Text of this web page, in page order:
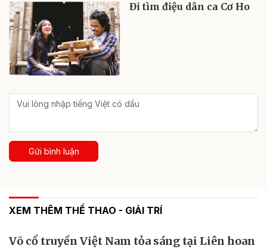
Đi tìm điệu dân ca Cơ Ho
Gửi bình luận
XEM THÊM THỂ THAO - GIẢI TRÍ
Võ cổ truyền Việt Nam tỏa sáng tại Liên hoan